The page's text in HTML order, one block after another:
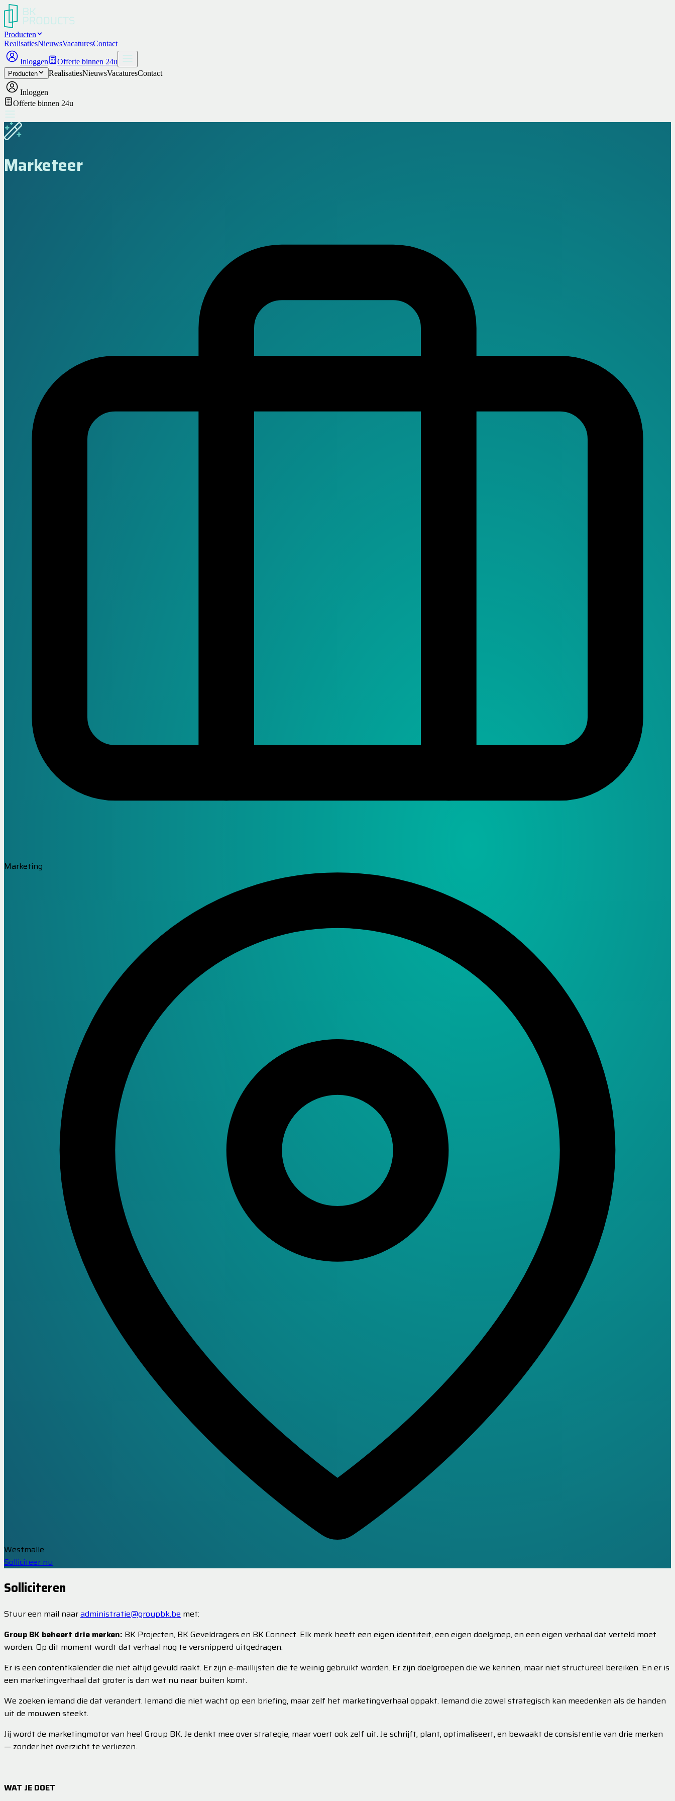
Producten
RealisatiesNieuwsVacaturesContact
Inloggen Offerte binnen 24u
Producten RealisatiesNieuwsVacaturesContact
Inloggen
Offerte binnen 24u
Marketeer
Marketing
Westmalle
Solliciteer nu
Solliciteren
Stuur een mail naaradministratie@groupbk.be met:
Group BK beheert drie merken: BK Projecten, BK Geveldragers en BK Connect. Elk merk heeft een eigen identiteit, een eigen doelgroep, en een eigen verhaal dat verteld moet
worden. Op dit moment wordt dat verhaal nog te versnipperd uitgedragen.
Er is een contentkalender die niet altijd gevuld raakt. Er zijn e-maillijsten die te weinig gebruikt worden. Er zijn doelgroepen die we kennen, maar niet structureel bereiken. En er is
een marketingverhaal dat groter is dan wat nu naar buiten komt.
We zoeken iemand die dat verandert. Iemand die niet wacht op een briefing, maar zelf het marketingverhaal oppakt. Iemand die zowel strategisch kan meedenken als de handen
uit de mouwen steekt.
Jij wordt de marketingmotor van heel Group BK. Je denkt mee over strategie, maar voert ook zelf uit. Je schrijft, plant, optimaliseert, en bewaakt de consistentie van drie merken
— zonder het overzicht te verliezen.
WAT JE DOET